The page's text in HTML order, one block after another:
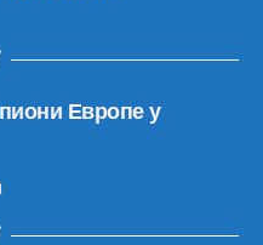
Европе у